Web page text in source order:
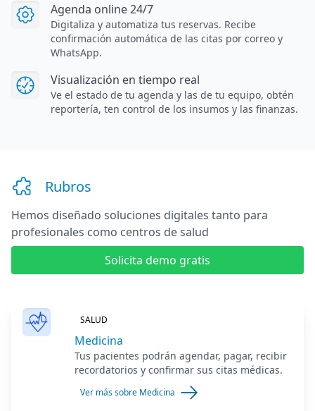
Agenda online 24/7
Digitaliza y automatiza tus reservas. Recibe
confirmación automática de las citas por correo y
WhatsApp.
Visualización en tiempo real
Ve el estado de tu agenda y las de tu equipo, obtén
reportería, ten control de los insumos y las finanzas.
Rubros
Hemos diseñado soluciones digitales tanto para
profesionales como centros de salud
Solicita demo gratis
SALUD
Medicina
Tus pacientes podrán agendar, pagar, recibir
recordatorios y confirmar sus citas médicas.
Ver más sobre Medicina